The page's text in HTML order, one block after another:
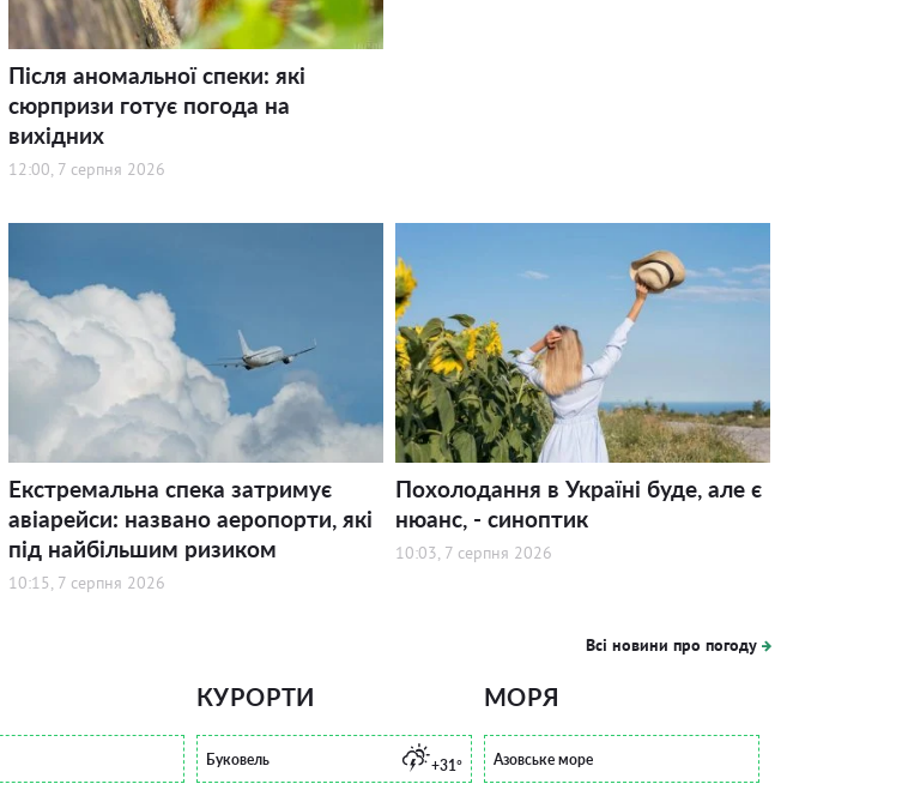
Після аномальної спеки: які
сюрпризи готує погода на
вихідних
12:00, 7 серпня 2026
Екстремальна спека затримує
авіарейси: названо аеропорти, які
під найбільшим ризиком
10:15, 7 серпня 2026
Похолодання в Україні буде, але є
нюанс, - синоптик
10:03, 7 серпня 2026
Всі новини про погоду
КУРОРТИ
Буковель +31°
МОРЯ
Азовське море